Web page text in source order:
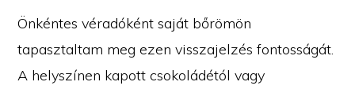
Önkéntes véradóként saját bőrömön
tapasztaltam meg ezen visszajelzés fontosságát.
A helyszínen kapott csokoládétól vagy